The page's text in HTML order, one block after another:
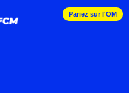
Pariez sur l'OM